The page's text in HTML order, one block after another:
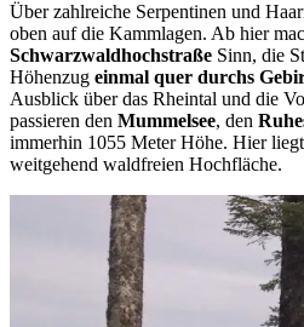
Über zahlreiche Serpentinen und
oben auf die Kammlagen. Ab hier
Schwarzwaldhochstraße Sinn, die
Höhenzug einmal quer durchs
Ausblick über das Rheintal und die
passieren den Mummelsee, den
immerhin 1055 Meter Höhe. Hier
weitgehend waldfreien Hochfläche.